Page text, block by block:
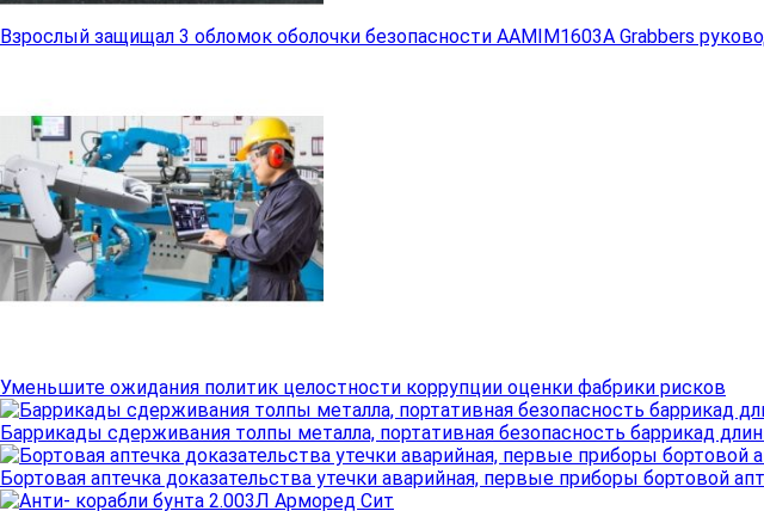
Взрослый защищал 3 обломок оболочки безопасности AAMIM1603A Grabbers
Уменьшите ожидания политик целостности коррупции оценки фабрики рисков
Баррикады сдерживания толпы металла, портативная безопасность баррикад
Бортовая аптечка доказательства утечки аварийная, первые приборы бортовой